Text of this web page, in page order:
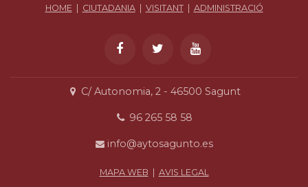
HOME | CIUTADANIA| VISITANT| ADMINISTRACIÓ
C/ Autonomia, 2 - 46500 Sagunt
96 265 58 58
info@aytosagunto.es
MAPA WEB | AVIS LEGAL